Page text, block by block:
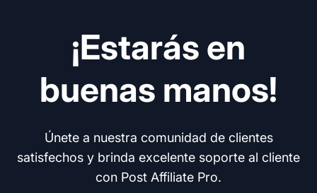
¡Estarás en
buenas manos!
Únete a nuestra comunidad de clientes
satisfechos y brinda excelente soporte al cliente
con Post Affiliate Pro.